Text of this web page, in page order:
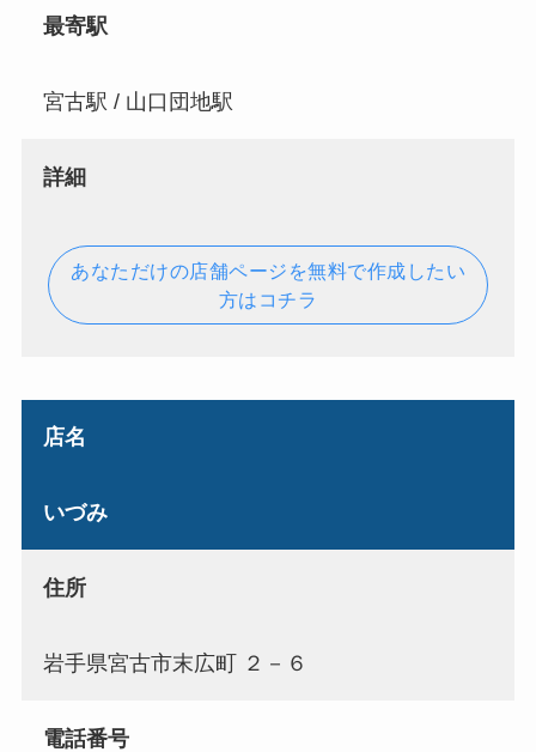
最寄駅
宮古駅 / 山口団地駅
詳細
あなただけの店舗ページを無料で作成したい
方はコチラ
店名
いづみ
住所
岩手県宮古市末広町 ２－６
電話番号